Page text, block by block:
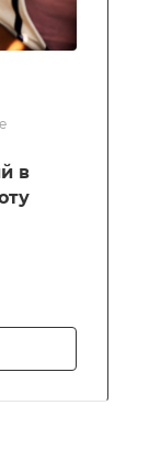
в